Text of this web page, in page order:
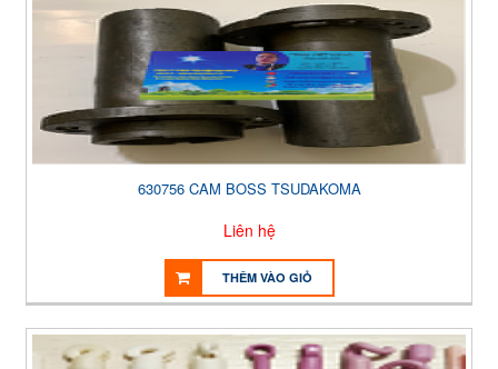
630756 CAM BOSS TSUDAKOMA
Liên hệ
THÊM VÀO GIỎ